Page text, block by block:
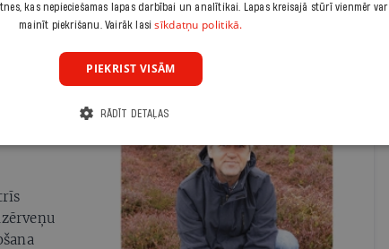
kas nepieciešamas lapas darbībai un analītikai. Lapas kreisajā stūrī vienmēr var
mainīt piekrišanu. Vairāk lasisīkdatņu politikā.
PIEKRIST VISĀM
RĀDĪT DETAĻAS